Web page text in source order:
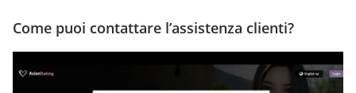
Come puoi contattare l’assistenza clienti?